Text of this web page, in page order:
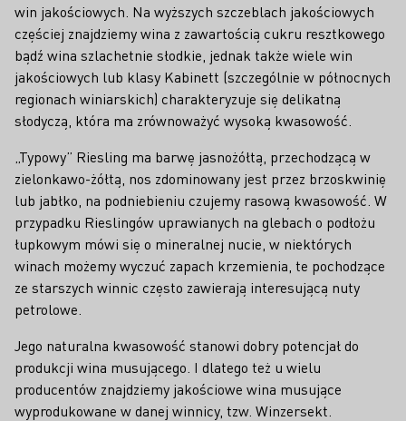
win jakościowych. Na wyższych szczeblach jakościowych
częściej znajdziemy wina z zawartością cukru resztkowego
bądź wina szlachetnie słodkie, jednak także wiele win
jakościowych lub klasy Kabinett (szczególnie w północnych
regionach winiarskich) charakteryzuje się delikatną
słodyczą, która ma zrównoważyć wysoką kwasowość.
„Typowy” Riesling ma barwę jasnożółtą, przechodzącą w
zielonkawo-żółtą, nos zdominowany jest przez brzoskwinię
lub jabłko, na podniebieniu czujemy rasową kwasowość. W
przypadku Rieslingów uprawianych na glebach o podłożu
łupkowym mówi się o mineralnej nucie, w niektórych
winach możemy wyczuć zapach krzemienia, te pochodzące
ze starszych winnic często zawierają interesującą nuty
petrolowe.
Jego naturalna kwasowość stanowi dobry potencjał do
produkcji wina musującego. I dlatego też u wielu
producentów znajdziemy jakościowe wina musujące
wyprodukowane w danej winnicy, tzw. Winzersekt.